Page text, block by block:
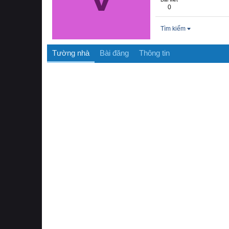
0
Tìm kiếm
Tường nhà Bài đăng Thông tin